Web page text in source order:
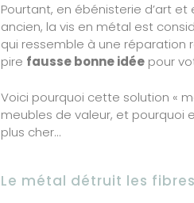
Pourtant, en ébénisterie d’art
ancien, la vis en métal est
qui ressemble à une réparation
pire fausse bonne idée pour
Voici pourquoi cette solution «
meubles de valeur, et pourquoi
plus cher…
Le métal détruit les